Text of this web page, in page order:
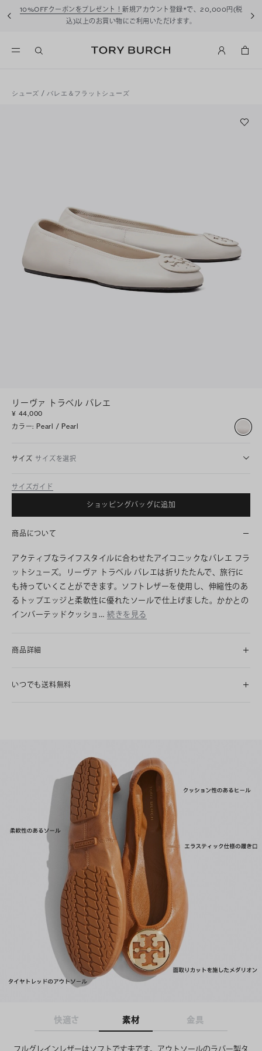
10%OFFクーポンをプレゼント！ 新規アカウント登録*で、20,000円(税
込)以上のお買い物にご利用いただけます。
シューズ /バレエ＆フラットシューズ
リーヴァ トラベル バレエ
¥ 44,000
カラー: Pearl / Pearl
サイズ サイズを選択
サイズガイド
ショッピングバッグに追加
商品について
アクティブなライフスタイルに合わせたアイコニックなバレエ フラ
ットシューズ。リーヴァ トラベル バレエは折りたたんで、旅行に
も持っていくことができます。ソフトレザーを使用し、伸縮性のあ
るトップエッジと柔軟性に優れたソールで仕上げました。かかとの
インバーテッドクッショ… 続きを見る
商品詳細
いつでも送料無料
快適さ 素材 金具
フルグレインレザーはソフトで丈夫です。アウトソールのラバー製タ